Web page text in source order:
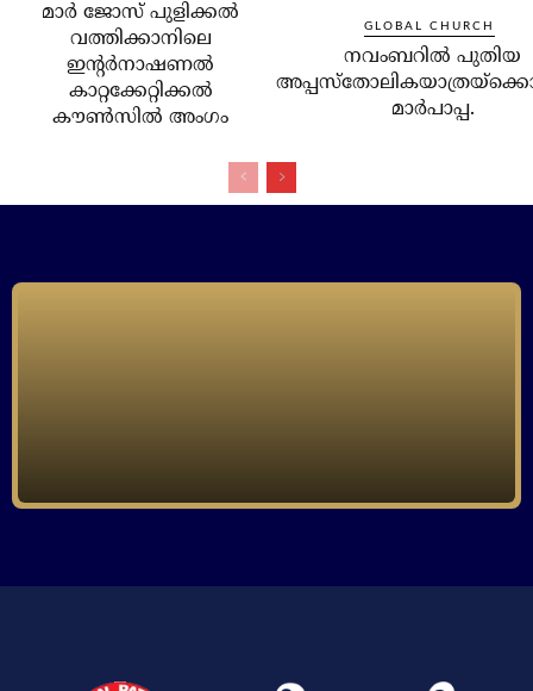
മാര്‍ ജോസ് പുളിക്കല്‍
വത്തിക്കാനിലെ
ഇന്റര്‍നാഷണല്‍
കാറ്റക്കേറ്റിക്കല്‍
കൗണ്‍സില്‍ അംഗം
GLOBAL CHURCH
നവംബറില്‍ പുതിയ
മാര്‍പാപ്പ.